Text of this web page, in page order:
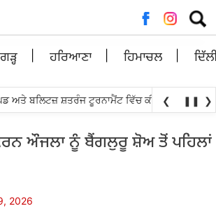
for:
ਹਰਿਆਣਾ ਹਿਮਾਚਲ
ਬਲਿਟਜ਼ ਸ਼ਤਰੰਜ ਟੂਰਨਾਮੈਂਟ ਵਿੱਚ ਕੀਤਾ ਟਾਪ •
❮ ❚❚ ❯
ਔਜਲਾ ਨੂੰ ਬੈਂਗਲੁਰੂ ਸ਼ੋਅ ਤੋਂ ਪਹਿਲਾਂ
2026